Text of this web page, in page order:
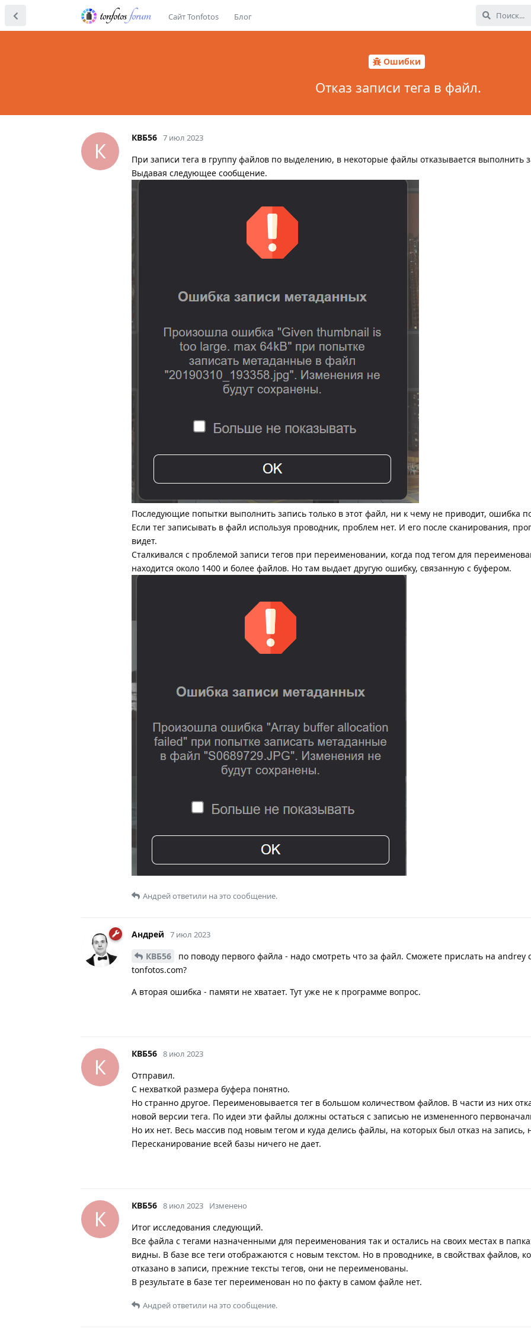
Сайт Tonfotos Блог
Ошибки
Отказ записи тега в файл.
К
КВБ56 7 июл 2023
При записи тега в группу файлов по выделению, в некоторые файлы отказывается выполнить
Выдавая следующее сообщение.
Последующие попытки выполнить запись только в этот файл, ни к чему не приводит, ошибка
Если тег записывать в файл используя проводник, проблем нет. И его после сканирования,
видет.
Сталкивался с проблемой записи тегов при переименовании, когда под тегом для
находится около 1400 и более файлов. Но там выдает другую ошибку, связанную с буфером.
Андрейответили на это сообщение.
Андрей 7 июл 2023
КВБ56
по поводу первого файла - надо смотреть что за файл. Сможете прислать на andrey
tonfotos.com?
А вторая ошибка - памяти не хватает. Тут уже не к программе вопрос.
К
КВБ56 8 июл 2023
Отправил.
С нехваткой размера буфера понятно.
Но странно другое. Переименовывается тег в большом количеством файлов. В части из них
новой версии тега. По идеи эти файлы должны остаться с записью не измененного
Но их нет. Весь массив под новым тегом и куда делись файлы, на которых был отказ на запись,
Пересканирование всей базы ничего не дает.
К
КВБ56 8 июл 2023 Изменено
Итог исследования следующий.
Все файла с тегами назначенными для переименования так и остались на своих местах в
видны. В базе все теги отображаются с новым текстом. Но в проводнике, в свойствах файлов,
отказано в записи, прежние тексты тегов, они не переименованы.
В результате в базе тег переименован но по факту в самом файле нет.
Андрейответили на это сообщение.